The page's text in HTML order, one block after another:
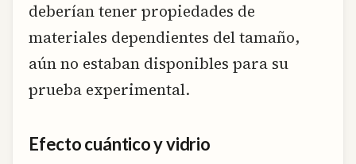
deberían tener propiedades de
materiales dependientes del tamaño,
aún no estaban disponibles para su
prueba experimental.
Efecto cuántico y vidrio